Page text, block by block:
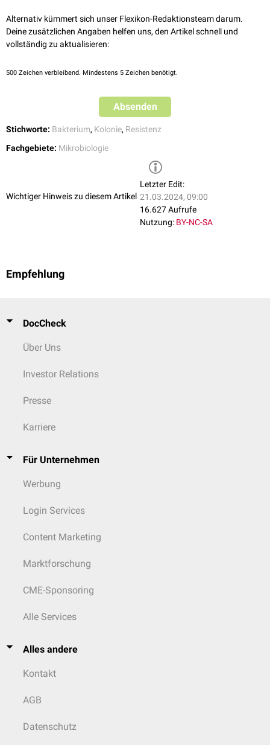
Alternativ kümmert sich unser Flexikon-Redaktionsteam darum.
Deine zusätzlichen Angaben helfen uns, den Artikel schnell und
vollständig zu aktualisieren:
500 Zeichen verbleibend. Mindestens 5 Zeichen benötigt.
Absenden
Stichworte: Bakterium, Kolonie, Resistenz
Fachgebiete: Mikrobiologie
Wichtiger Hinweis zu diesem Artikel
Letzter Edit:
21.03.2024, 09:00
16.627 Aufrufe
Nutzung: BY-NC-SA
Empfehlung
DocCheck
Über Uns
Investor Relations
Presse
Karriere
Für Unternehmen
Werbung
Login Services
Content Marketing
Marktforschung
CME-Sponsoring
Alle Services
Alles andere
Kontakt
AGB
Datenschutz